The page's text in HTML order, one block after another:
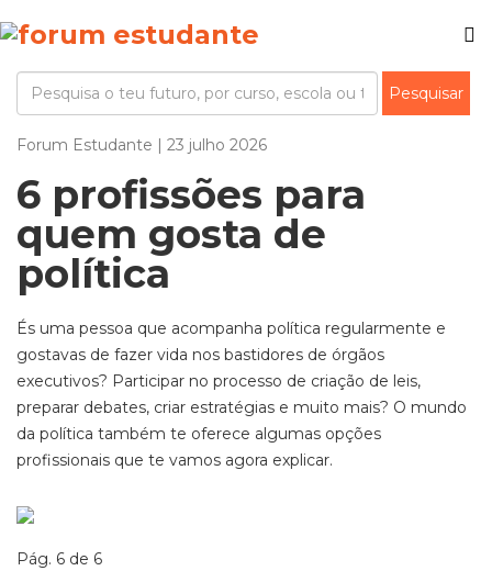
Forum Estudante | 23 julho 2026
6 profissões para
quem gosta de
política
És uma pessoa que acompanha política regularmente e
gostavas de fazer vida nos bastidores de órgãos
executivos? Participar no processo de criação de leis,
preparar debates, criar estratégias e muito mais? O mundo
da política também te oferece algumas opções
profissionais que te vamos agora explicar.
Pág. 6 de 6